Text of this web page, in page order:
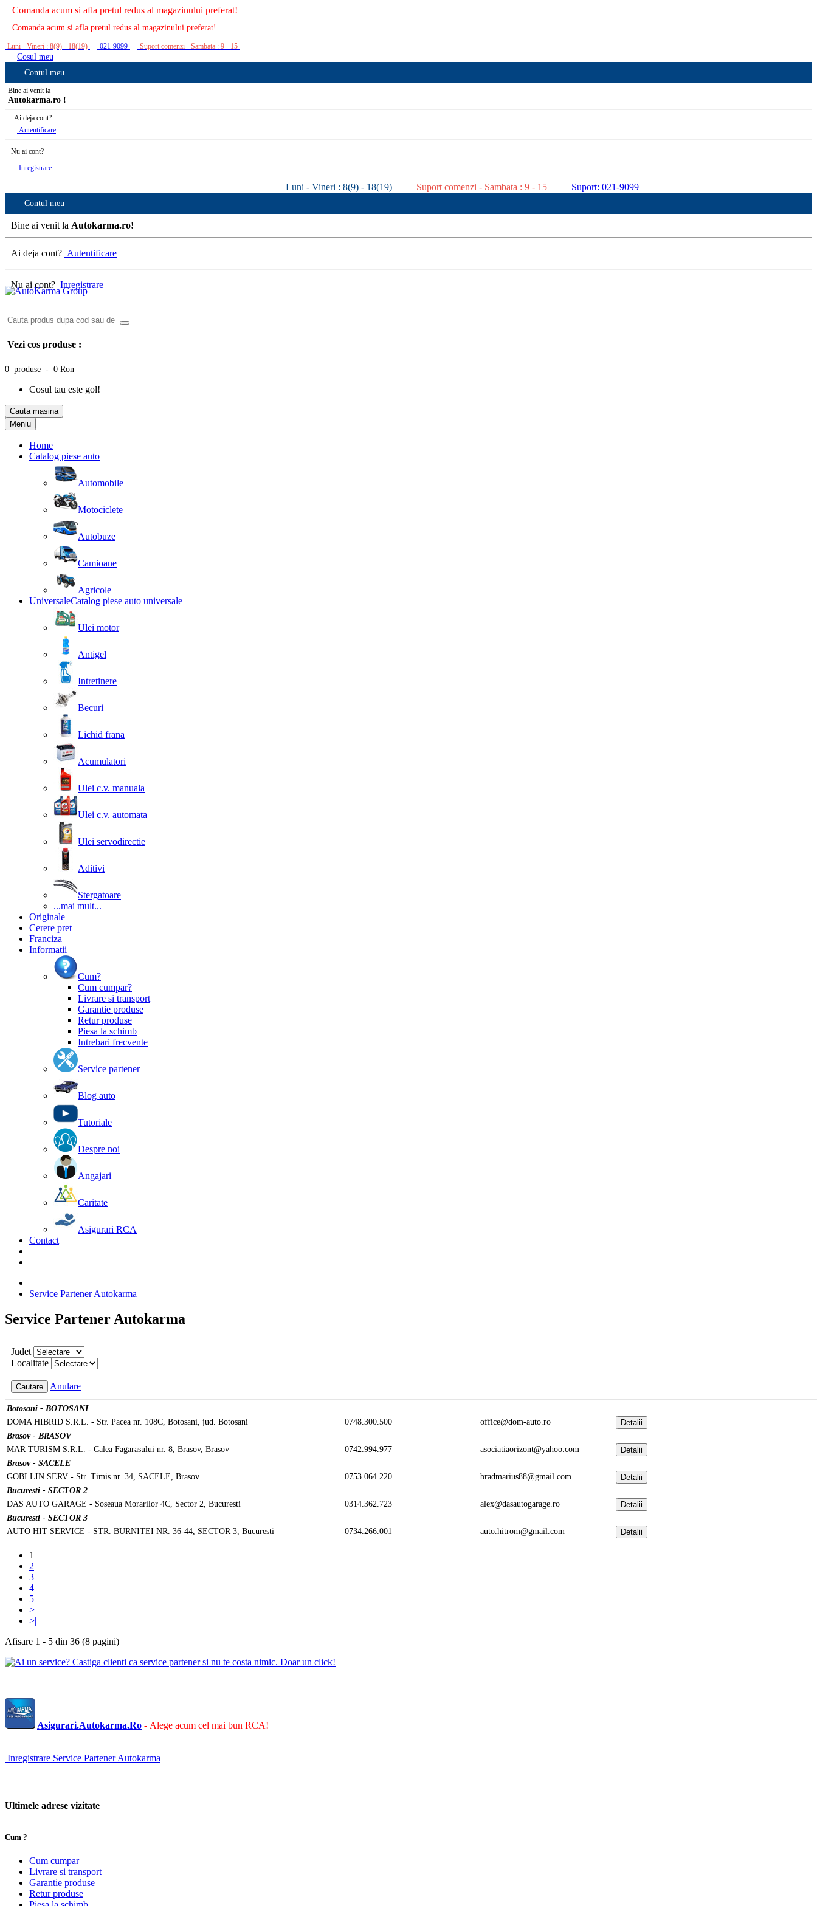
Comanda acum si afla pretul redus al magazinului preferat!
Comanda acum si afla pretul redus al magazinului preferat!
Luni - Vineri : 8(9) - 18(19) 021-9099 Suport comenzi - Sambata : 9 - 15
Cosul meu
Contul meu
Bine ai venit la
Autokarma.ro !
Ai deja cont?
Autentificare
Nu ai cont?
Inregistrare
Luni - Vineri : 8(9) - 18(19) Suport comenzi - Sambata : 9 - 15 Suport: 021-9099
Contul meu
Bine ai venit la Autokarma.ro!
Ai deja cont? Autentificare
Nu ai cont? Inregistrare
Vezi cos produse :
0 produse - 0 Ron
Cosul tau este gol!
Cauta masina
Meniu
Home
Catalog piese auto
Automobile
Motociclete
Autobuze
Camioane
Agricole
UniversaleCatalog piese auto universale
Ulei motor
Antigel
Intretinere
Becuri
Lichid frana
Acumulatori
Ulei c.v. manuala
Ulei c.v. automata
Ulei servodirectie
Aditivi
Stergatoare
...mai mult...
Originale
Cerere pret
Franciza
Informatii
Cum?
Cum cumpar?
Livrare si transport
Garantie produse
Retur produse
Piesa la schimb
Intrebari frecvente
Service partener
Blog auto
Tutoriale
Despre noi
Angajari
Caritate
Asigurari RCA
Contact
Service Partener Autokarma
Service Partener Autokarma
Judet
Localitate
Cautare Anulare
Botosani - BOTOSANI
DOMA HIBRID S.R.L. - Str. Pacea nr. 108C, Botosani, jud. Botosani
0748.300.500 office@dom-auto.ro
Detalii
Brasov - BRASOV
MAR TURISM S.R.L. - Calea Fagarasului nr. 8, Brasov, Brasov
0742.994.977 asociatiaorizont@yahoo.com
Detalii
Brasov - SACELE
GOBLLIN SERV - Str. Timis nr. 34, SACELE, Brasov
0753.064.220 bradmarius88@gmail.com
Detalii
Bucuresti - SECTOR 2
DAS AUTO GARAGE - Soseaua Morarilor 4C, Sector 2, Bucuresti
0314.362.723 alex@dasautogarage.ro
Detalii
Bucuresti - SECTOR 3
AUTO HIT SERVICE - STR. BURNITEI NR. 36-44, SECTOR 3, Bucuresti
0734.266.001 auto.hitrom@gmail.com Detalii
1
2
3
4
5
>
>|
Afisare 1 - 5 din 36 (8 pagini)
Asigurari.Autokarma.Ro - Alege acum cel mai bun RCA!
Inregistrare Service Partener Autokarma
Ultimele adrese vizitate
Cum ?
Cum cumpar
Livrare si transport
Garantie produse
Retur produse